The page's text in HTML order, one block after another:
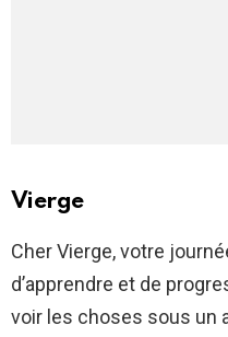
Vierge
Cher Vierge, votre
d’apprendre et de
voir les choses sous un